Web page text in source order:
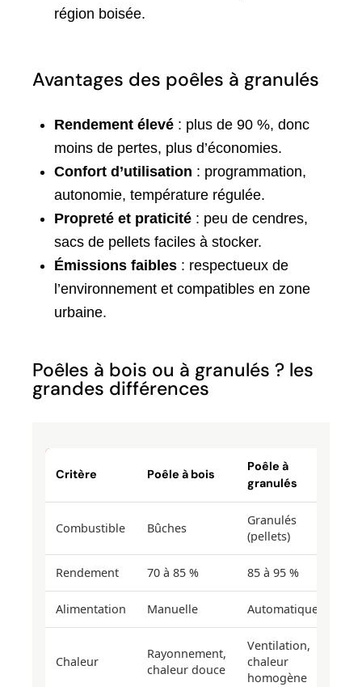
région boisée.
Avantages des poêles à granulés
Rendement élevé : plus de 90 %, donc
moins de pertes, plus d’économies.
Confort d’utilisation : programmation,
autonomie, température régulée.
Propreté et praticité : peu de cendres,
sacs de pellets faciles à stocker.
Émissions faibles : respectueux de
l’environnement et compatibles en zone
urbaine.
Poêles à bois ou à granulés ? les
grandes différences
Critère Poêle à bois
Poêle à
granulés
Combustible Bûches
Granulés
(pellets)
Rendement 70 à 85 % 85 à 95 %
Alimentation Manuelle Automatique
Chaleur
Rayonnement,
chaleur douce
Ventilation,
chaleur
homogène